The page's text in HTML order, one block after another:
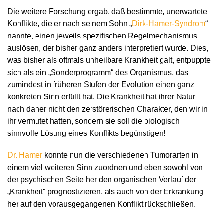
Die weitere Forschung ergab, daß bestimmte, unerwartete
Konflikte, die er nach seinem Sohn „Dirk-Hamer-Syndrom“
nannte, einen jeweils spezifischen Regelmechanismus
auslösen, der bisher ganz anders interpretiert wurde. Dies,
was bisher als oftmals unheilbare Krankheit galt, entpuppte
sich als ein „Sonderprogramm“ des Organismus, das
zumindest in früheren Stufen der Evolution einen ganz
konkreten Sinn erfüllt hat. Die Krankheit hat ihrer Natur
nach daher nicht den zerstörerischen Charakter, den wir in
ihr vermutet hatten, sondern sie soll die biologisch
sinnvolle Lösung eines Konflikts begünstigen!
Dr. Hamer konnte nun die verschiedenen Tumorarten in
einem viel weiteren Sinn zuordnen und eben sowohl von
der psychischen Seite her den organischen Verlauf der
„Krankheit“ prognostizieren, als auch von der Erkrankung
her auf den vorausgegangenen Konflikt rückschließen.